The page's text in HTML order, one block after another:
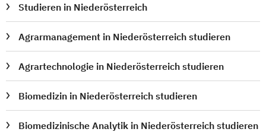
Studieren in Niederösterreich
Agrarmanagement in Niederösterreich studieren
Agrartechnologie in Niederösterreich studieren
Biomedizin in Niederösterreich studieren
Biomedizinische Analytik in Niederösterreich studieren